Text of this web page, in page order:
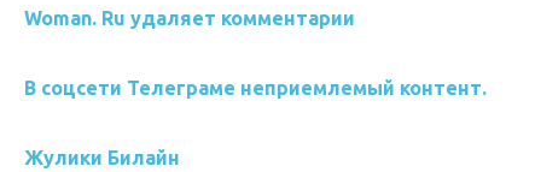
Woman. Ru удаляет комментарии
В соцсети Телеграме неприемлемый контент.
Жулики Билайн